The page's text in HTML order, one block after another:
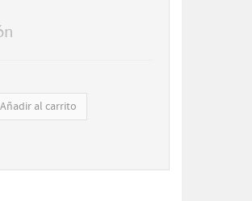
Añadir al carrito